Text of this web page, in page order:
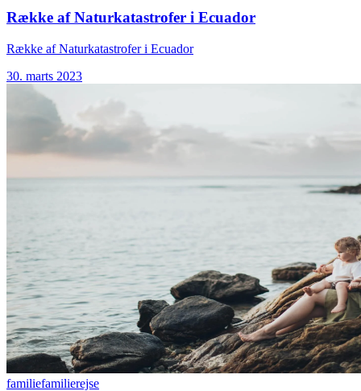
Række af Naturkatastrofer i Ecuador
Række af Naturkatastrofer i Ecuador
30. marts 2023
familiefamilierejse